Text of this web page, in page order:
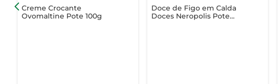
Creme Crocante
Ovomaltine Pote 100g
Doce de Figo em Calda
Doces Neropolis Pote